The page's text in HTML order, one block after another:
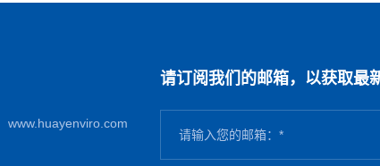
www.huayenviro.com
请订阅我们的邮箱，以获取最